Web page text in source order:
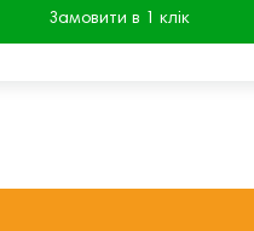
Замовити в 1 клік